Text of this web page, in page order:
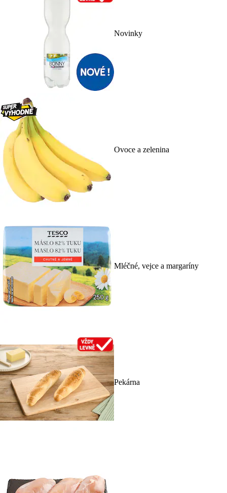
Novinky
Ovoce a zelenina
Mléčné, vejce a margaríny
Pekárna